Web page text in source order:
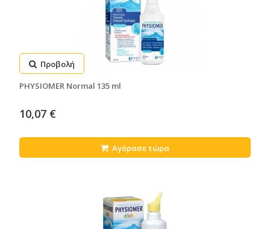
Προβολή
PHYSIOMER Normal 135 ml
10,07 €
Αγόρασε τώρα